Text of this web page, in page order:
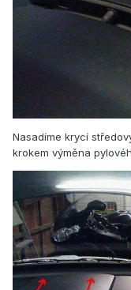
Nasadíme krycí
krokem výměna